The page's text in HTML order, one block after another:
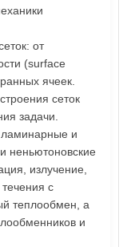
от
(surface
ячеек.
сеток
задачи.
и
неньютоновские
излучение,
с
теплообмен, а
и